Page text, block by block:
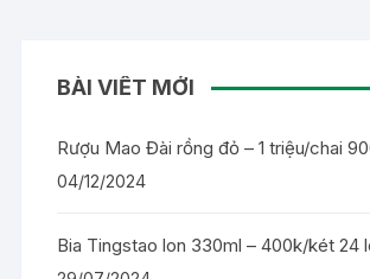
BÀI VIẾT MỚI
Rượu Mao Đài rồng đỏ – 1 triệu/chai
04/12/2024
Bia Tingstao lon 330ml – 400k/két 24